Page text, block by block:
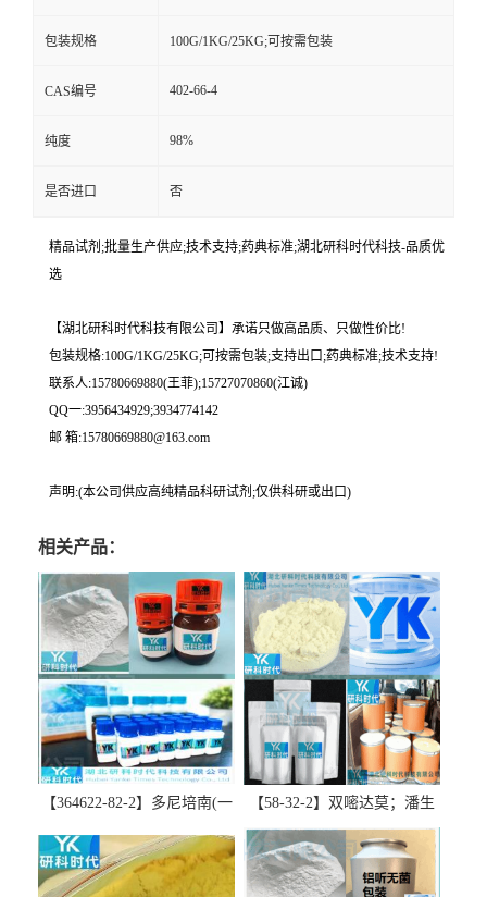
包装规格 100G/1KG/25KG;可按需包装
CAS编号 402-66-4
纯度 98%
是否进口 否
精品试剂;批量生产供应;技术支持;药典标准;湖北研科时代科技-品质优
选
【湖北研科时代科技有限公司】承诺只做高品质、只做性价比!
包装规格:100G/1KG/25KG;可按需包装;支持出口;药典标准;技术支持!
联系人:15780669880(王菲);15727070860(江诚)
QQ一:3956434929;3934774142
邮 箱:15780669880@163.com
声明:(本公司供应高纯精品科研试剂;仅供科研或出口)
相关产品：
【364622-82-2】多尼培南(一
精品科研试剂-湖北研科时代
科技-“研”无止境;“科”学创
【58-32-2】双嘧达莫；潘生
丁-精品科研试剂-湖北研科时
代科技-“研”无止境;“科”学创
新！支持三方验证；支持定